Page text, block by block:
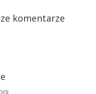
komentarze